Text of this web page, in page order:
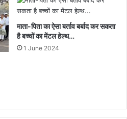
माता-पिता का ऐसा बर्ताव बर्बाद कर सकता
है बच्चों का मेंटल हेल्थ…
1 June 2024